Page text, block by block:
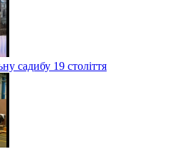
садибу 19 століття